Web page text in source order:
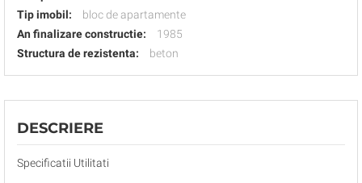
Tip imobil:
bloc de apartamente
An finalizare constructie:
1985
Structura de rezistenta:
beton
DESCRIERE
Specificatii Utilitati